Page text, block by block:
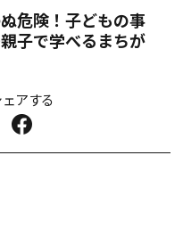
危険！子どもの事
子で学べるまちが
アする